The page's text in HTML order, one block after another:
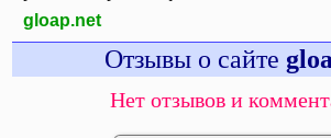
gloap.net
Отзывы о сайте
Нет отзывов и